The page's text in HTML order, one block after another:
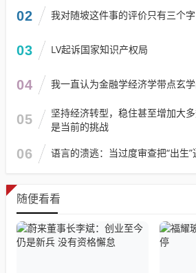
02 我对随坡这件事的评价只有三个
03 LV起诉国家知识产权局
04 我一直认为金融学经济学带点玄
05
坚持经济转型，稳住甚至增加大
是当前的挑战
06 语言的溃逃：当过度审查把“出生”
随便看看